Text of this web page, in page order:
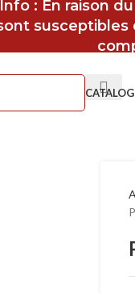
: En raison
susceptibles